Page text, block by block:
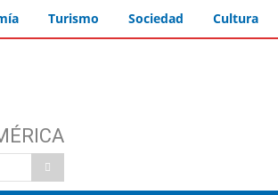
Turismo Sociedad Cultura